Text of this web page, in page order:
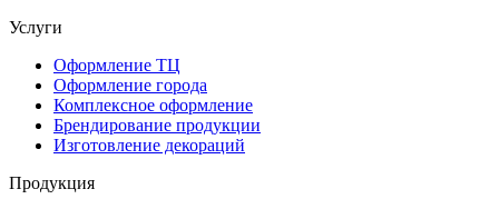
Услуги
Оформление ТЦ
Оформление города
Комплексное оформление
Брендирование продукции
Изготовление декораций
Продукция